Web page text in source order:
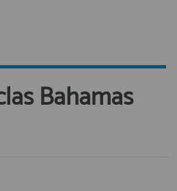
cliente
Bahamas